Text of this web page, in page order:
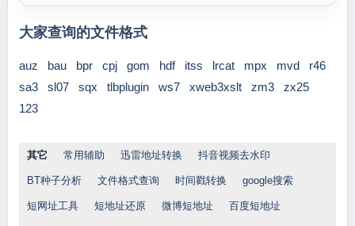
大家查询的文件格式
auz bau bpr cpj gom hdf itss lrcat mpx mvd
r46
sa3
sl07 sqx tlbplugin ws7 xweb3xslt zm3
zx25
123
其它 常用辅助 迅雷地址转换 抖音视频去水印
BT种子分析 文件格式查询 时间戳转换 google搜索
短网址工具 短地址还原 微博短地址 百度短地址